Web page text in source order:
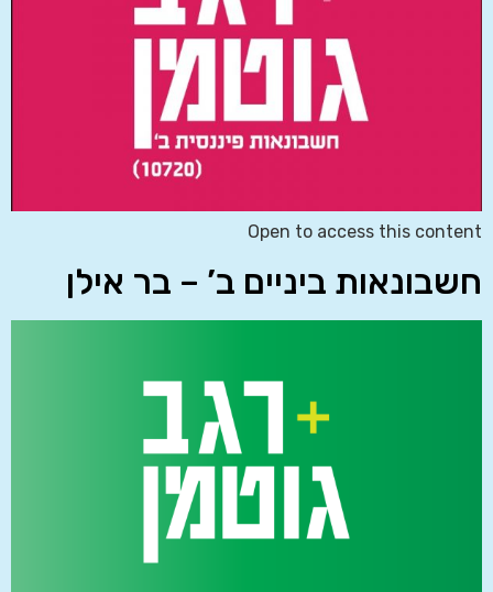
Open to access this content
חשבונאות ביניים ב’ – בר אילן